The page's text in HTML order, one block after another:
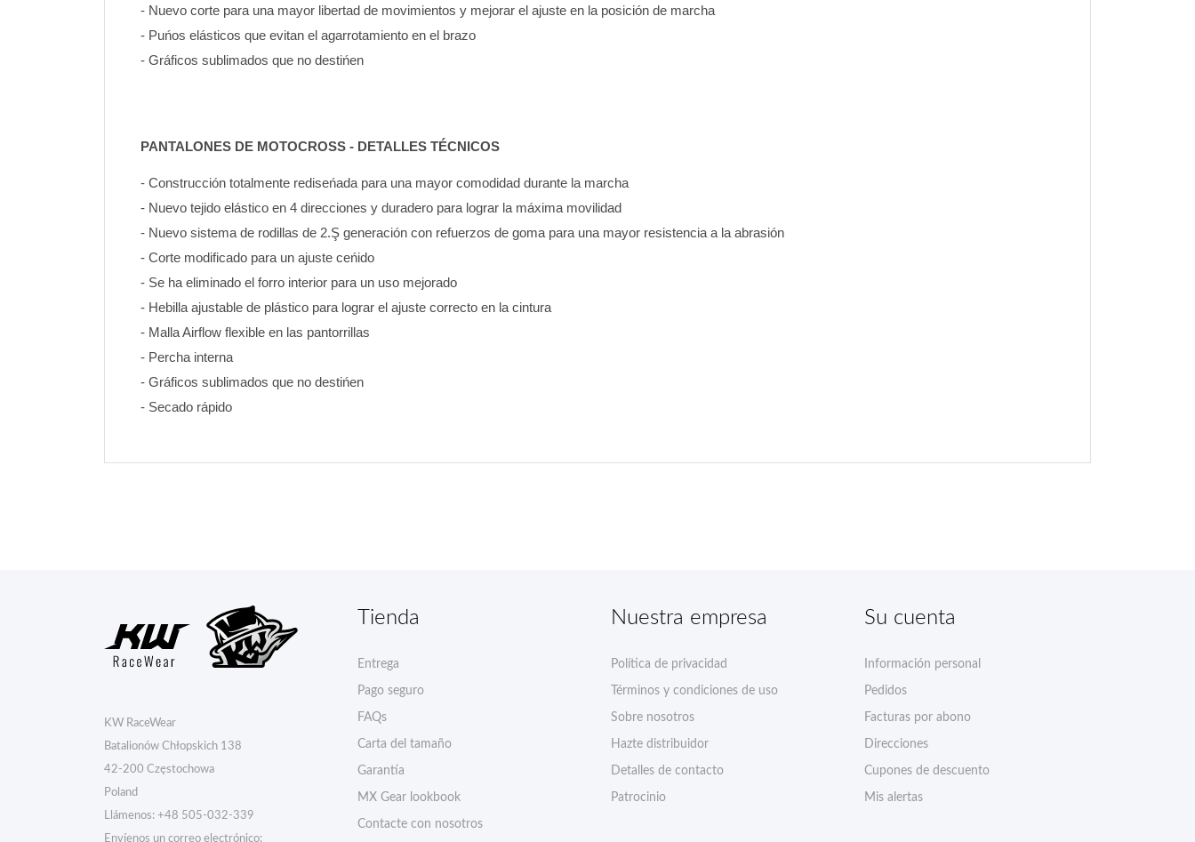
- Nuevo corte para una mayor libertad de movimientos y mejorar el ajuste en la posición de marcha
- Puńos elásticos que evitan el agarrotamiento en el brazo
- Gráficos sublimados que no destińen
PANTALONES DE MOTOCROSS - DETALLES TÉCNICOS
- Construcción totalmente rediseńada para una mayor comodidad durante la marcha
- Nuevo tejido elástico en 4 direcciones y duradero para lograr la máxima movilidad
- Nuevo sistema de rodillas de 2.Ş generación con refuerzos de goma para una mayor resistencia a la abrasión
- Corte modificado para un ajuste ceńido
- Se ha eliminado el forro interior para un uso mejorado
- Hebilla ajustable de plástico para lograr el ajuste correcto en la cintura
- Malla Airflow flexible en las pantorrillas
- Percha interna
- Gráficos sublimados que no destińen
- Secado rápido
KW RaceWear
Batalionów Chłopskich 138
42-200 Częstochowa
Poland
Llámenos: +48 505-032-339
Envíenos un correo electrónico:
Tienda
Entrega
Pago seguro
FAQs
Carta del tamaño
Garantía
MX Gear lookbook
Contacte con nosotros
Nuestra empresa
Política de privacidad
Términos y condiciones de uso
Sobre nosotros
Hazte distribuidor
Detalles de contacto
Patrocinio
Su cuenta
Información personal
Pedidos
Facturas por abono
Direcciones
Cupones de descuento
Mis alertas